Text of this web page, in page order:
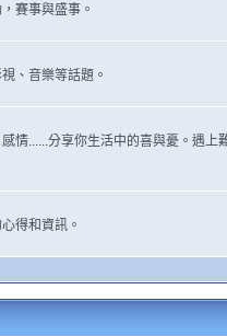
賽事與盛事。
、音樂等話題。
情......分享你生活中的喜與憂。遇上
得和資訊。